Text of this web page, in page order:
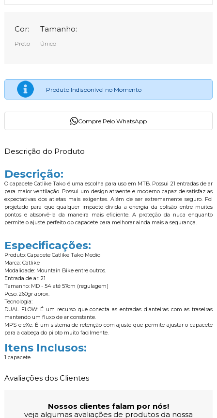
Cor:
Preto
Tamanho:
Único
Produto Indisponível no Momento
Compre Pelo WhatsApp
Descrição do Produto
Descrição:
O capacete Catlike Tako é uma escolha para uso em MTB. Possui 21 entradas de ar
para maior ventilação. Possui um design atraente e moderno capaz de satisfaz as
expectativas dos atletas mais exigentes. Além de ser extremamente seguro. Foi
projetado para que qualquer impacto divida a energia da colisão entre muitos
pontos e absorvê-la da maneira mais eficiente. A proteção da nuca enquanto
permite o ajuste perfeito do capacete para melhorar ainda mais a segurança.
Especificações:
Produto: Capacete Catlike Tako Medio
Marca: Catlike
Modalidade: Mountain Bike entre outros.
Entrada de ar: 21
Tamanho: MD - 54 até 57cm (regulagem)
Peso: 260gr aprox.
Tecnologia:
DUAL FLOW: É um recurso que conecta as entradas dianteiras com as traseiras
mantendo um fluxo de ar constante.
MPS e eXe: É um sistema de retenção com ajuste que permite ajustar o capacete
para a cabeça do piloto muito facilmente.
Itens Inclusos:
1 capacete
Avaliações dos Clientes
Nossos clientes falam por nós!
veja algumas avaliações de produtos da nossa